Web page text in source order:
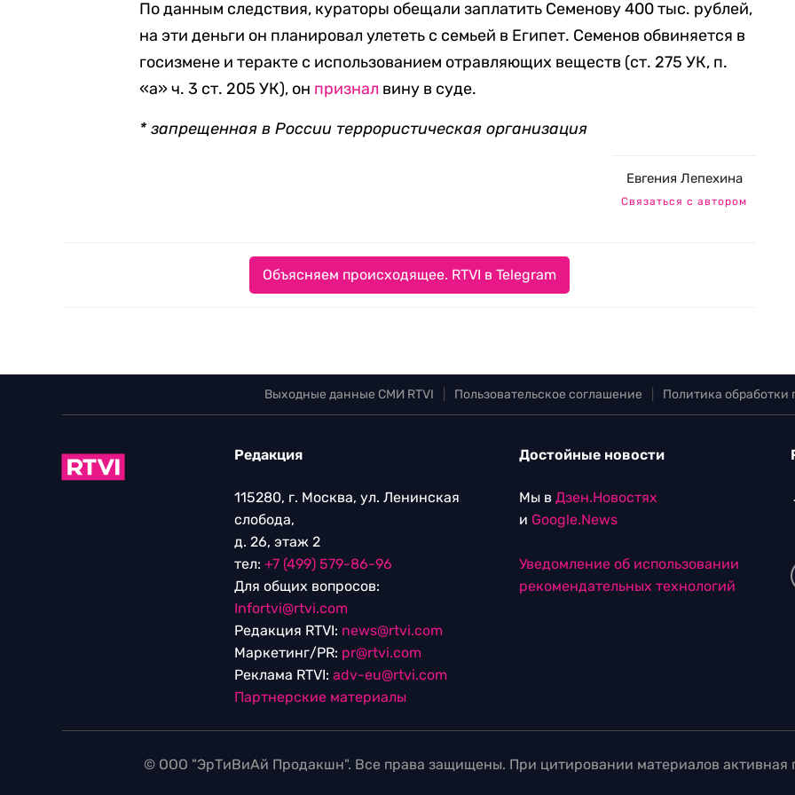
По данным следствия, кураторы обещали заплатить Семенову 400 тыс. рублей,
на эти деньги он планировал улететь с семьей в Египет. Семенов обвиняется в
госизмене и теракте с использованием отравляющих веществ (ст. 275 УК, п.
«а» ч. 3 ст. 205 УК), он признал вину в суде.
* запрещенная в России террористическая организация
Евгения Лепехина
Связаться с автором
Объясняем происходящее. RTVI в Telegram
Выходные данные СМИ RTVI Пользовательское соглашение Политика
Редакция
115280, г. Москва, ул. Ленинская
слобода,
д. 26, этаж 2
тел: +7 (499) 579-86-96
Для общих вопросов:
Infortvi@rtvi.com
Редакция RTVI: news@rtvi.com
Маркетинг/PR: pr@rtvi.com
Реклама RTVI: adv-eu@rtvi.com
Партнерские материалы
Достойные новости
Мы в Дзен.Новостях
и Google.News
Уведомление об использовании
рекомендательных технологий
© ООО "ЭрТиВиАй Продакшн". Все права защищены. При цитировании материалов активная